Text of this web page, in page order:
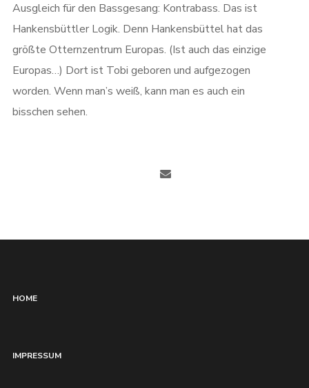
Ausgleich für den Bassgesang: Kontrabass. Das ist
Hankensbüttler Logik. Denn Hankensbüttel hat das
größte Otternzentrum Europas. (Ist auch das einzige
Europas…) Dort ist Tobi geboren und aufgezogen
worden. Wenn man’s weiß, kann man es auch ein
bisschen sehen.
HOME
IMPRESSUM